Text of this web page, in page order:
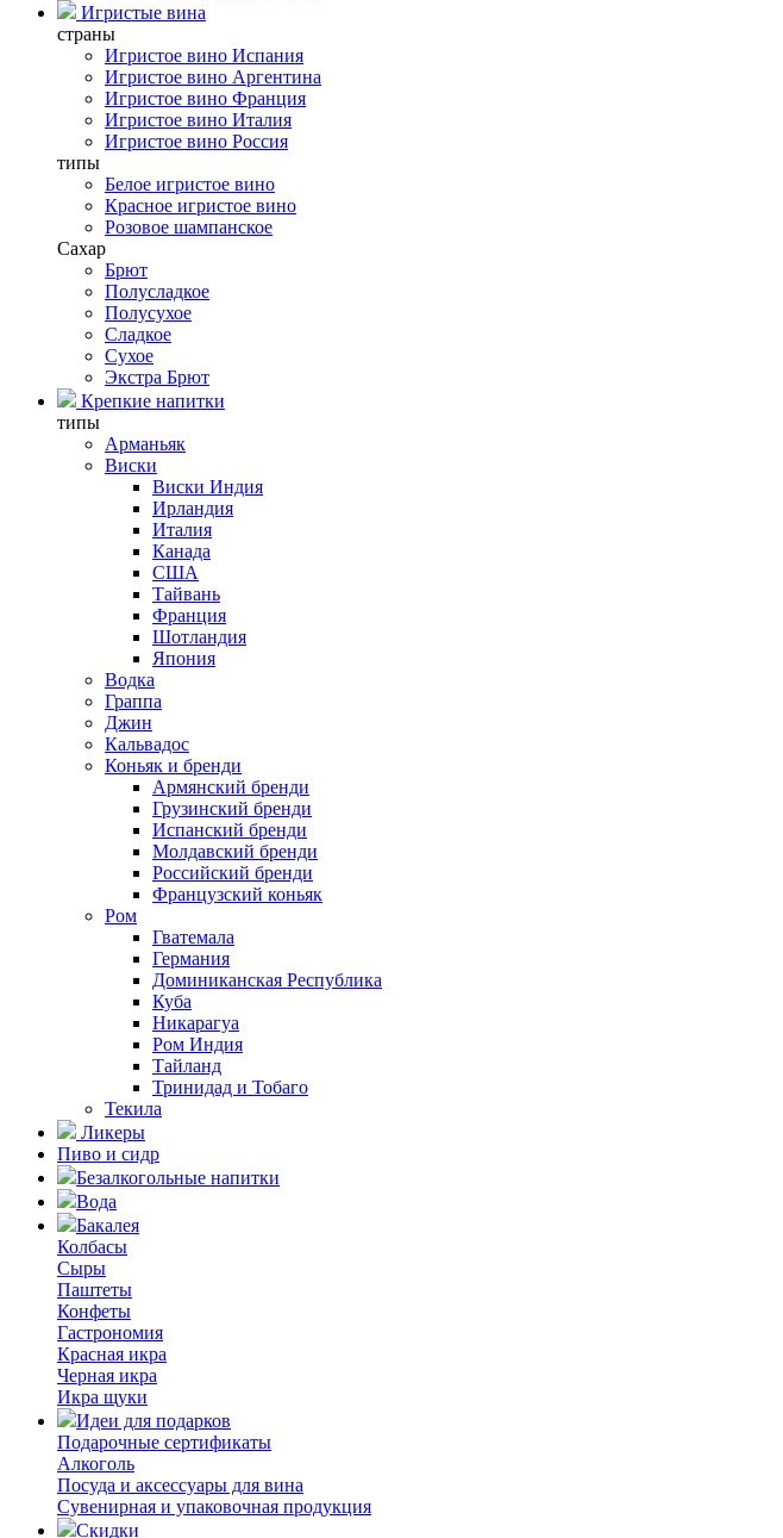
Игристые вина
страны
Игристое вино Испания
Игристое вино Аргентина
Игристое вино Франция
Игристое вино Италия
Игристое вино Россия
типы
Белое игристое вино
Красное игристое вино
Розовое шампанское
Сахар
Брют
Полусладкое
Полусухое
Сладкое
Сухое
Экстра Брют
Крепкие напитки
типы
Арманьяк
Виски
Виски Индия
Ирландия
Италия
Канада
США
Тайвань
Франция
Шотландия
Япония
Водка
Граппа
Джин
Кальвадос
Коньяк и бренди
Армянский бренди
Грузинский бренди
Испанский бренди
Молдавский бренди
Российский бренди
Французский коньяк
Ром
Гватемала
Германия
Доминиканская Республика
Куба
Никарагуа
Ром Индия
Тайланд
Тринидад и Тобаго
Текила
Ликеры
Пиво и сидр
Безалкогольные напитки
Вода
Бакалея
Колбасы
Сыры
Паштеты
Конфеты
Гастрономия
Красная икра
Черная икра
Икра щуки
Идеи для подарков
Подарочные сертификаты
Алкоголь
Посуда и аксессуары для вина
Сувенирная и упаковочная продукция
Скидки